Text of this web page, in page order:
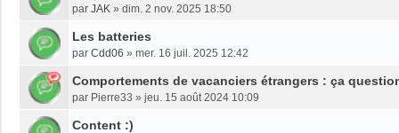
par JAK » dim. 2 nov. 2025 18:50
Les batteries
par Cdd06 » mer. 16 juil. 2025 12:42
Comportements de vacanciers étrangers : ça
par Pierre33 » jeu. 15 août 2024 10:09
Content :)